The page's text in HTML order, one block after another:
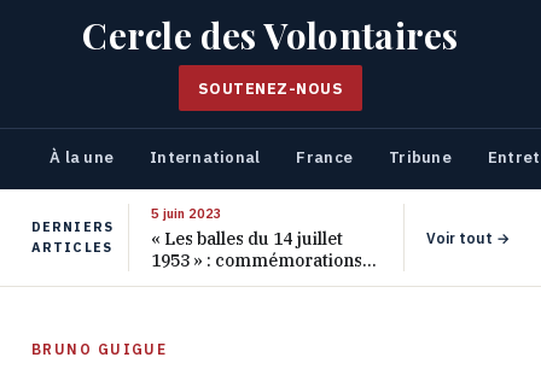
Cercle des Volontaires
SOUTENEZ-NOUS
À la une International France Tribune
DERNIERS
ARTICLES
5 juin 2023
« Les balles du 14 juillet
1953 » : commémorations
pour les 70 ans de ce
Voir tout →
BRUNO GUIGUE